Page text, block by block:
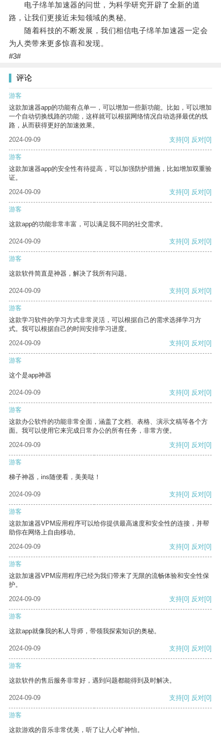
电子绵羊加速器的问世，为科学研究开辟了全新的道
路，让我们更接近未知领域的奥秘。
随着科技的不断发展，我们相信电子绵羊加速器一定会
为人类带来更多惊喜和发现。
#3#
评论
游客
这款加速器app的功能有点单一，可以增加一些新功能。比如，可以增加
一个自动切换线路的功能，这样就可以根据网络情况自动选择最优的线
路，从而获得更好的加速效果。
2024-09-09
支持[0] 反对[0]
游客
这款加速器app的安全性有待提高，可以加强防护措施，比如增加双重验
证。
2024-09-09
支持[0] 反对[0]
游客
这款app的功能非常丰富，可以满足我不同的社交需求。
2024-09-09 支持[0] 反对[0]
游客
这款软件简直是神器，解决了我所有问题。
2024-09-09 支持[0] 反对[0]
游客
这款学习软件的学习方式非常灵活，可以根据自己的需求选择学习方
式。我可以根据自己的时间安排学习进度。
2024-09-09
支持[0] 反对[0]
游客
这个是app神器
2024-09-09 支持[0] 反对[0]
游客
这款办公软件的功能非常全面，涵盖了文档、表格、演示文稿等各个方
面。我可以使用它来完成日常办公的所有任务，非常方便。
2024-09-09
支持[0] 反对[0]
游客
梯子神器，ins随便看，美美哒！
2024-09-09 支持[0] 反对[0]
游客
这款加速器VPM应用程序可以给你提供最高速度和安全性的连接，并帮
助你在网络上自由移动。
2024-09-09
支持[0] 反对[0]
游客
这款加速器VPM应用程序已经为我们带来了无限的流畅体验和安全性保
护。
2024-09-09
支持[0] 反对[0]
游客
这款app就像我的私人导师，带领我探索知识的奥秘。
2024-09-09 支持[0] 反对[0]
游客
这款软件的售后服务非常好，遇到问题都能得到及时解决。
2024-09-09 支持[0] 反对[0]
游客
这款游戏的音乐非常优美，听了让人心旷神怡。